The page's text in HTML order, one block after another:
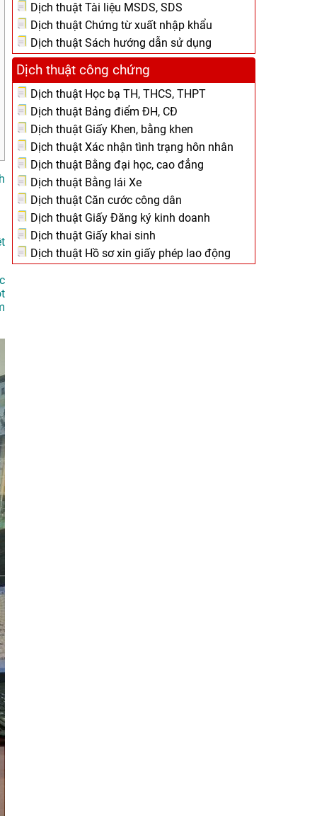
Dịch thuật Tài liệu MSDS, SDS
Dịch thuật Chứng từ xuất nhập khẩu
Dịch thuật Sách hướng dẫn sử dụng
Dịch thuật công chứng
Dịch thuật Học bạ TH, THCS, THPT
Dịch thuật Bảng điểm ĐH, CĐ
Dịch thuật Giấy Khen, bằng khen
Dịch thuật Xác nhận tình trạng hôn nhân
Dịch thuật Bằng đại học, cao đẳng
Dịch thuật Bằng lái Xe
Dịch thuật Căn cước công dân
Dịch thuật Giấy Đăng ký kinh doanh
Dịch thuật Giấy khai sinh
Dịch thuật Hồ sơ xin giấy phép lao động